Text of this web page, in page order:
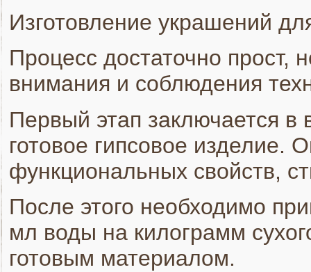
Изготовление украшений
Процесс достаточно прост,
внимания и соблюдения
Первый этап заключается
готовое гипсовое изделие.
функциональных свойств,
После этого необходимо
мл воды на килограмм
готовым материалом.